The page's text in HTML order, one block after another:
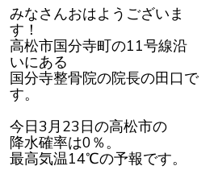
みなさんおはようございま
す！
高松市国分寺町の11号線沿
いにある
国分寺整骨院の院長の田口で
す。
今日3月23日の高松市の
降水確率は0％。
最高気温14℃の予報です。